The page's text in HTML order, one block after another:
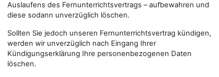
Auslaufens des Fernunterrichtsvertrags – aufbewahren und
diese sodann unverzüglich löschen.
Sollten Sie jedoch unseren Fernunterrichtsvertrag kündigen,
werden wir unverzüglich nach Eingang Ihrer
Kündigungserklärung Ihre personenbezogenen Daten
löschen.